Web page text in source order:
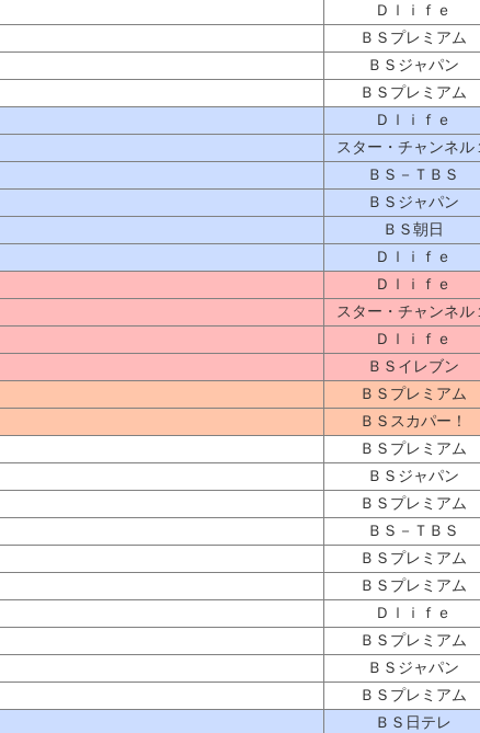
Ｄｌｉｆｅ
ＢＳプレミアム
ＢＳジャパン
ＢＳプレミアム
Ｄｌｉｆｅ
スター・チャンネル
ＢＳ－ＴＢＳ
ＢＳジャパン
ＢＳ朝日
Ｄｌｉｆｅ
Ｄｌｉｆｅ
スター・チャンネル
Ｄｌｉｆｅ
ＢＳイレブン
ＢＳプレミアム
ＢＳスカパー！
ＢＳプレミアム
ＢＳジャパン
ＢＳプレミアム
ＢＳ－ＴＢＳ
ＢＳプレミアム
ＢＳプレミアム
Ｄｌｉｆｅ
ＢＳプレミアム
ＢＳジャパン
ＢＳプレミアム
ＢＳ日テレ